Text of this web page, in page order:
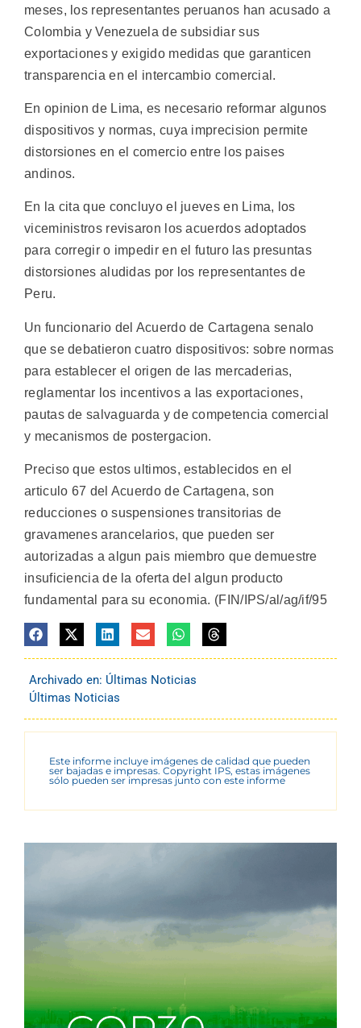
meses, los representantes peruanos han acusado a
Colombia y Venezuela de subsidiar sus
exportaciones y exigido medidas que garanticen
transparencia en el intercambio comercial.
En opinion de Lima, es necesario reformar algunos
dispositivos y normas, cuya imprecision permite
distorsiones en el comercio entre los paises
andinos.
En la cita que concluyo el jueves en Lima, los
viceministros revisaron los acuerdos adoptados
para corregir o impedir en el futuro las presuntas
distorsiones aludidas por los representantes de
Peru.
Un funcionario del Acuerdo de Cartagena senalo
que se debatieron cuatro dispositivos: sobre normas
para establecer el origen de las mercaderias,
reglamentar los incentivos a las exportaciones,
pautas de salvaguarda y de competencia comercial
y mecanismos de postergacion.
Preciso que estos ultimos, establecidos en el
articulo 67 del Acuerdo de Cartagena, son
reducciones o suspensiones transitorias de
gravamenes arancelarios, que pueden ser
autorizadas a algun pais miembro que demuestre
insuficiencia de la oferta del algun producto
fundamental para su economia. (FIN/IPS/al/ag/if/95
Archivado en: Últimas Noticias
Últimas Noticias
Este informe incluye imágenes de calidad que pueden
ser bajadas e impresas. Copyright IPS, estas imágenes
sólo pueden ser impresas junto con este informe